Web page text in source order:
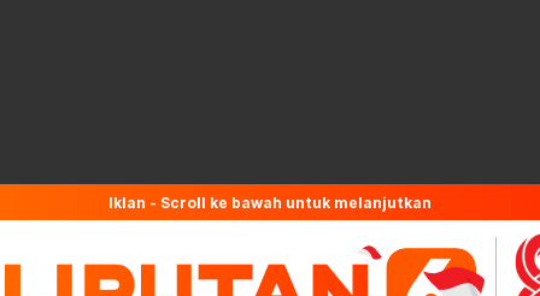
Iklan - Scroll ke bawah untuk melanjutkan